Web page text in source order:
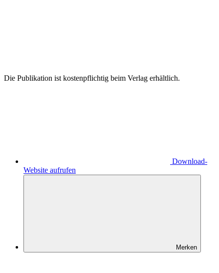
Die Publikation ist kostenpflichtig beim Verlag erhältlich.
Download-
Website aufrufen
Merken